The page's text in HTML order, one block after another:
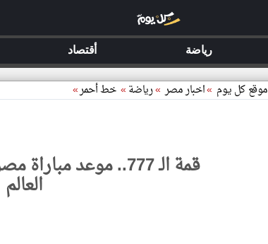
موقع كل يوم »اخبار مصر »رياضة» خط أحمر»
قمة الـ 777.. موعد
العالم
رياضة أقتصاد